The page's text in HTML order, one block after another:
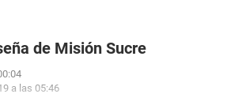
de Misión Sucre
a las 05:46